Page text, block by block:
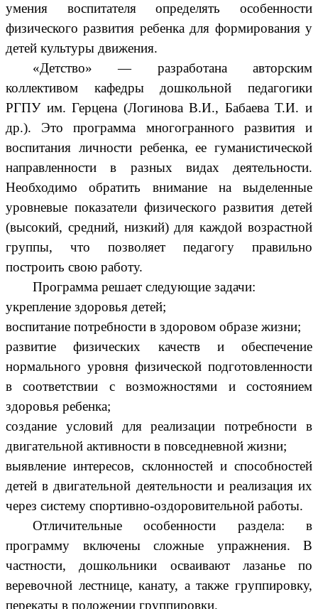
умения воспитателя определять особенности
физического развития ребенка для формирования у
детей культуры движения.
«Детство» — разработана авторским
коллективом кафедры дошкольной педагогики
РГПУ им. Герцена (Логинова В.И., Бабаева Т.И. и
др.). Это программа многогранного развития и
воспитания личности ребенка, ее гуманистической
направленности в разных видах деятельности.
Необходимо обратить внимание на выделенные
уровневые показатели физического развития детей
(высокий, средний, низкий) для каждой возрастной
группы, что позволяет педагогу правильно
построить свою работу.
Программа решает следующие задачи:
укрепление здоровья детей;
воспитание потребности в здоровом образе жизни;
развитие физических качеств и обеспечение
нормального уровня физической подготовленности
в соответствии с возможностями и состоянием
здоровья ребенка;
создание условий для реализации потребности в
двигательной активности в повседневной жизни;
выявление интересов, склонностей и способностей
детей в двигательной деятельности и реализация их
через систему спортивно-оздоровительной работы.
Отличительные особенности раздела: в
программу включены сложные упражнения. В
частности, дошкольники осваивают лазанье по
веревочной лестнице, канату, а также группировку,
перекаты в положении группировки.